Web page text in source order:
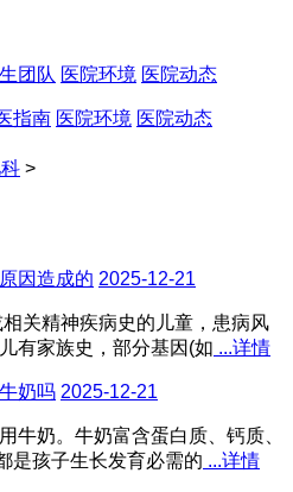
团队 医院环境 医院动态
指南 医院环境 医院动态
科 >
因造成的 2025-12-21
关精神疾病史的儿童，患病风
有家族史，部分基因(如 ...详情
奶吗 2025-12-21
牛奶。牛奶富含蛋白质、钙质、
是孩子生长发育必需的 ...详情